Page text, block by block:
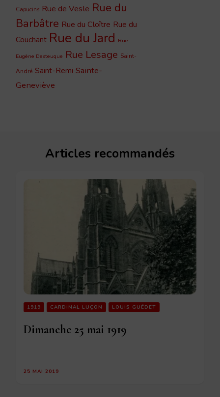
Capucins Rue de Vesle Rue du
Barbâtre Rue du Cloître Rue du
Couchant Rue du Jard Rue
Eugène Desteuque Rue Lesage Saint-
André Saint-Remi Sainte-
Geneviève
Articles recommandés
1919 CARDINAL LUÇON LOUIS GUÉDET
Dimanche 25 mai 1919
25 MAI 2019